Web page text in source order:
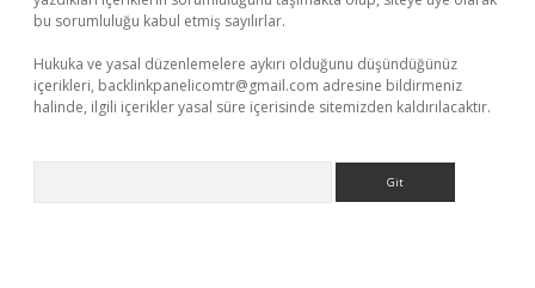
bu sorumluluğu kabul etmiş sayılırlar.
Hukuka ve yasal düzenlemelere aykırı olduğunu düşündüğünüz
içerikleri, backlinkpanelicomtr@gmail.com adresine bildirmeniz
halinde, ilgili içerikler yasal süre içerisinde sitemizden kaldırılacaktır.